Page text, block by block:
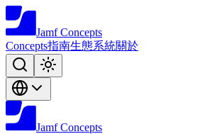
Jamf Concepts
Concepts指南生態系統關於
Jamf Concepts